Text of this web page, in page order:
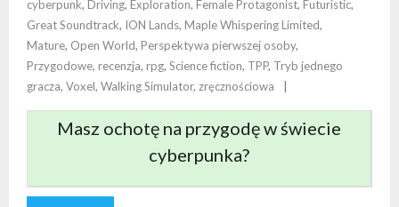
cyberpunk, Driving, Exploration, Female Protagonist, Futuristic,
Great Soundtrack, ION Lands, Maple Whispering Limited,
Mature, Open World, Perspektywa pierwszej osoby,
Przygodowe, recenzja, rpg, Science fiction, TPP, Tryb jednego
gracza, Voxel, Walking Simulator, zręcznościowa
Masz ochotę na przygodę w świecie
cyberpunka?